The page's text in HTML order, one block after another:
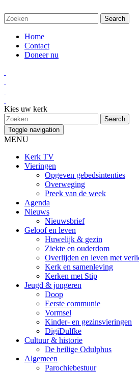
Home
Contact
Doneer nu
Kies uw kerk
Toggle navigation
MENU
Kerk TV
Vieringen
Opgeven gebedsintenties
Overweging
Preek van de week
Agenda
Nieuws
Nieuwsbrief
Geloof en leven
Huwelijk & gezin
Ziekte en ouderdom
Overlijden en leven met
Kerk en samenleving
Kerken met Stip
Jeugd & jongeren
Doop
Eerste communie
Vormsel
Kinder- en gezinsvieringen
DigiDulfke
Cultuur & historie
De heilige Odulphus
Algemeen
Parochiebestuur